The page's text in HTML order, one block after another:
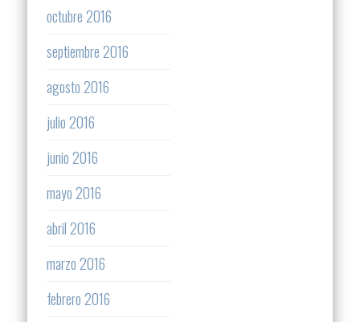
octubre 2016
septiembre 2016
agosto 2016
julio 2016
junio 2016
mayo 2016
abril 2016
marzo 2016
febrero 2016